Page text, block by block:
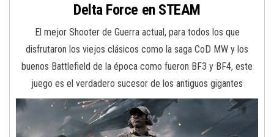
Delta Force en STEAM
El mejor Shooter de Guerra actual, para todos los que
disfrutaron los viejos clásicos como la saga CoD MW y los
buenos Battlefield de la época como fueron BF3 y BF4, este
juego es el verdadero sucesor de los antiguos gigantes